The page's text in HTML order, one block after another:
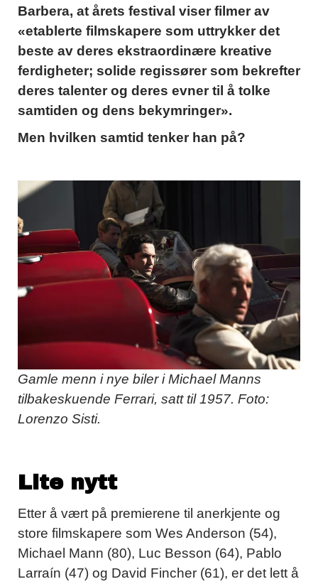
Barbera, at årets festival viser filmer av
«etablerte filmskapere som uttrykker det
beste av deres ekstraordinære kreative
ferdigheter; solide regissører som bekrefter
deres talenter og deres evner til å tolke
samtiden og dens bekymringer».
Men hvilken samtid tenker han på?
Gamle menn i nye biler i Michael Manns
tilbakeskuende Ferrari, satt til 1957. Foto:
Lorenzo Sisti.
Lite nytt
Etter å vært på premierene til anerkjente og
store filmskapere som Wes Anderson (54),
Michael Mann (80), Luc Besson (64), Pablo
Larraín (47) og David Fincher (61), er det lett å